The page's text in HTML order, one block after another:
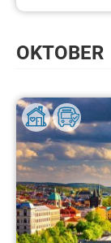
OKTOBER